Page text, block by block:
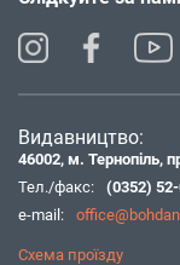
Видавництво:
46002, м. Тернопіль,
Тел./факс:
(0352)
e-mail:
Схема проїзду